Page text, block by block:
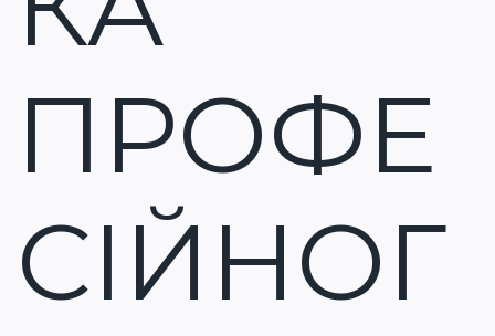
ПРОФЕ
СІЙНОГ